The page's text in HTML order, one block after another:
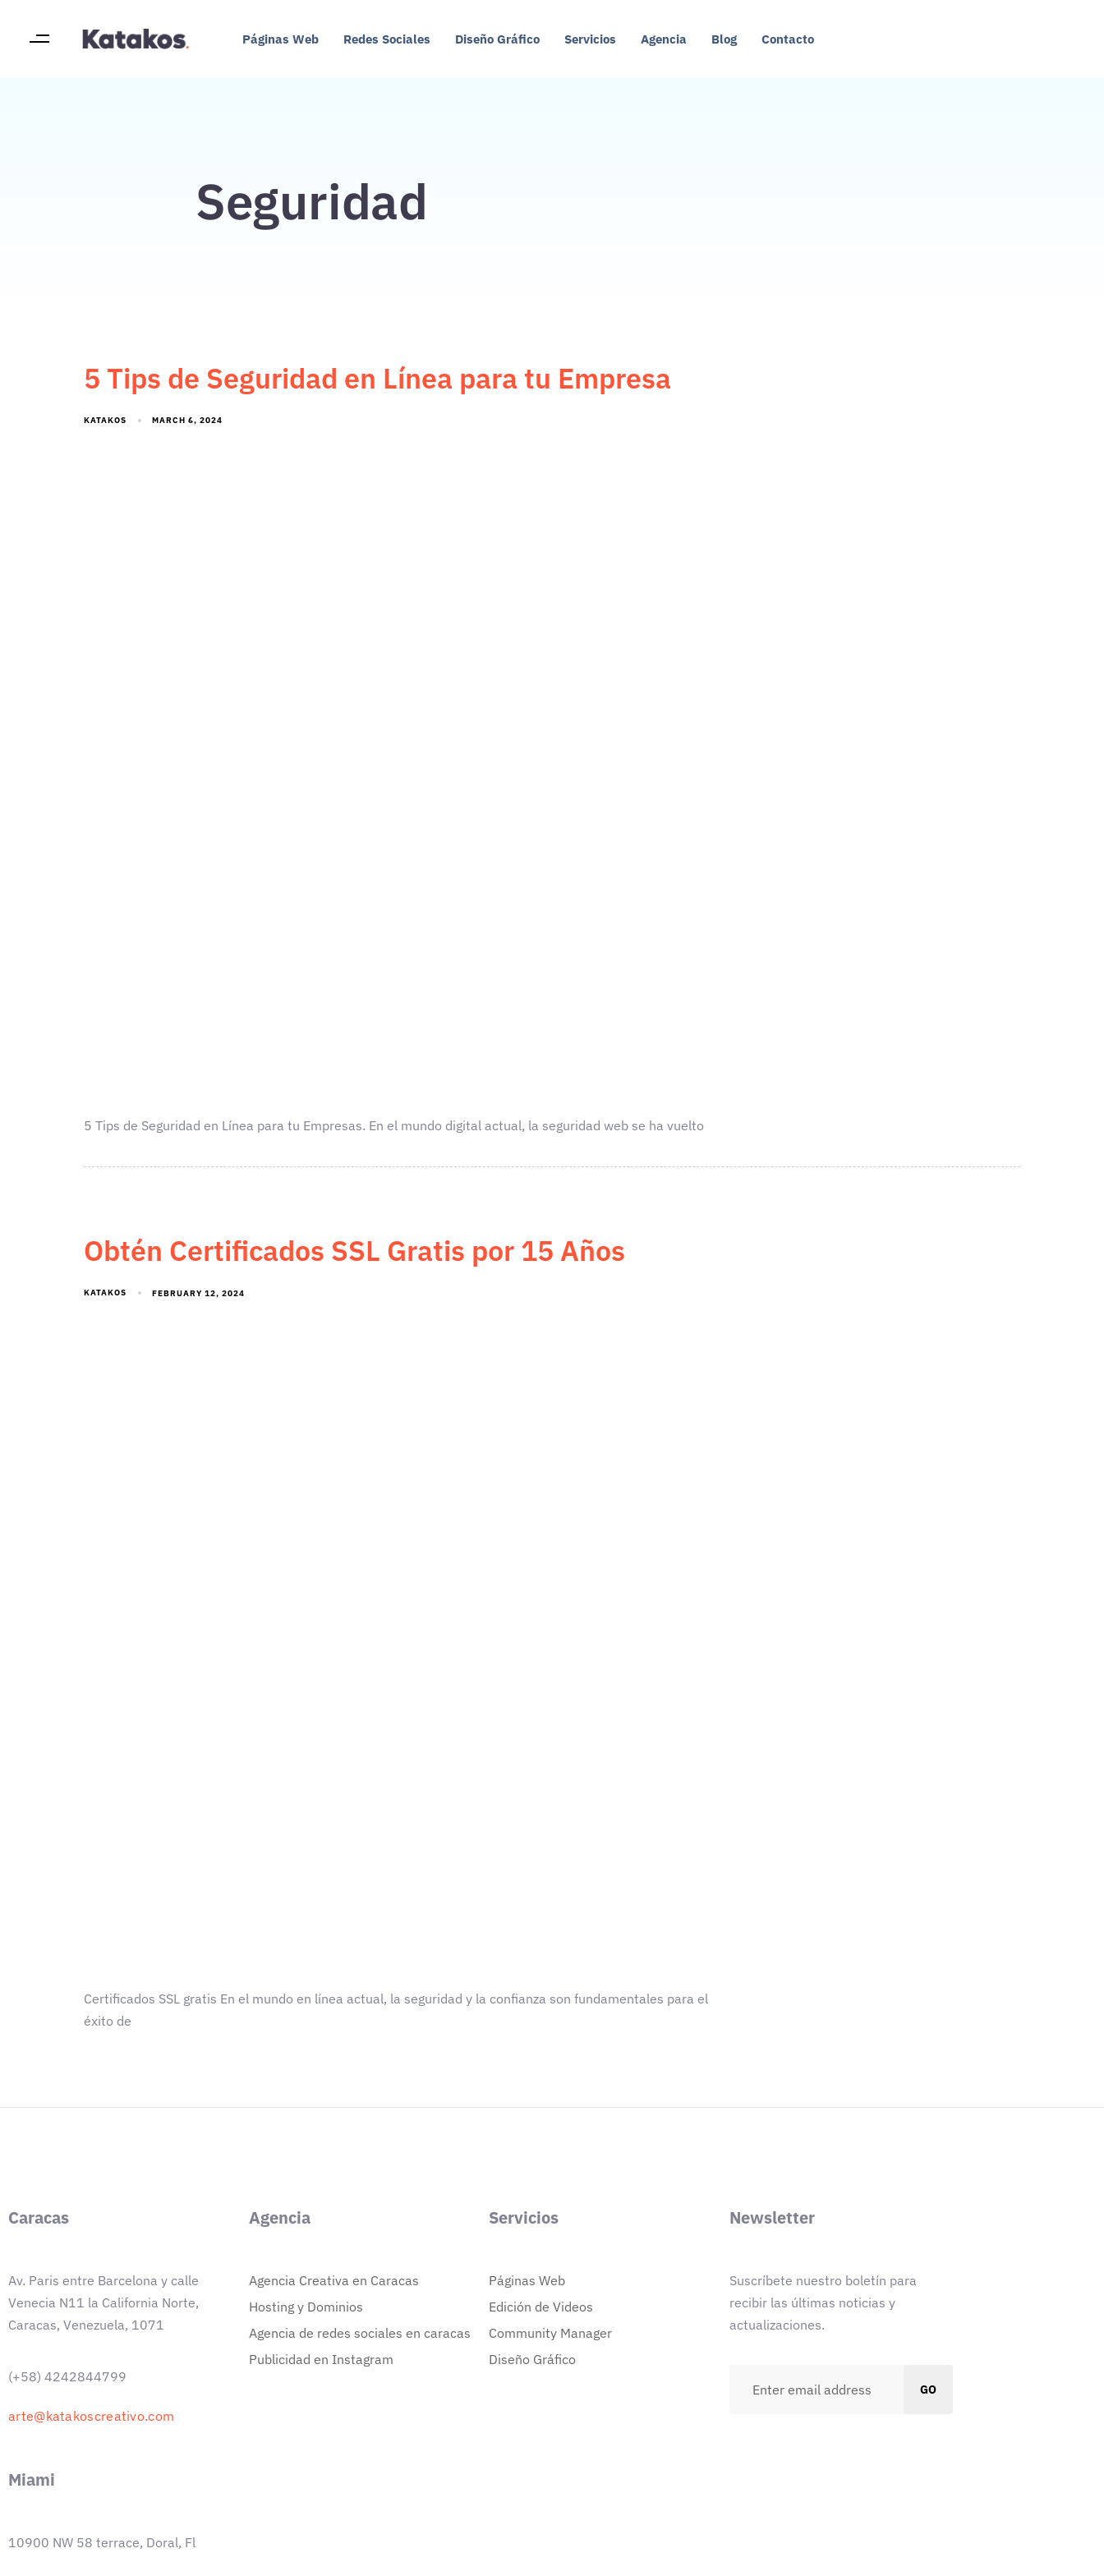
Páginas Web Redes Sociales Diseño Gráfico Servicios Agencia Blog Contacto
Seguridad
5 Tips de Seguridad en Línea para tu Empresa
KATAKOS MARCH 6, 2024
5 Tips de Seguridad en Línea para tu Empresas. En el mundo digital actual, la seguridad web se ha vuelto
Obtén Certificados SSL Gratis por 15 Años
KATAKOS FEBRUARY 12, 2024
Certificados SSL gratis En el mundo en línea actual, la seguridad y la confianza son fundamentales para el
éxito de
Caracas
Av. Paris entre Barcelona y calle
Venecia N11 la California Norte,
Caracas, Venezuela, 1071
(+58) 4242844799
arte@katakoscreativo.com
Miami
10900 NW 58 terrace, Doral, Fl
Agencia
Agencia Creativa en Caracas
Hosting y Dominios
Agencia de redes sociales en caracas
Publicidad en Instagram
Servicios
Páginas Web
Edición de Videos
Community Manager
Diseño Gráfico
Newsletter
Suscríbete nuestro boletín para
recibir las últimas noticias y
actualizaciones.
GO